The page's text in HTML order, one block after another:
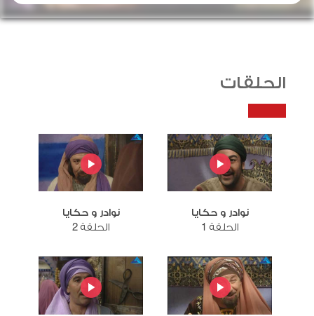
الحلقات
نوادر و حكايا
الحلقة 1
نوادر و حكايا
الحلقة 2